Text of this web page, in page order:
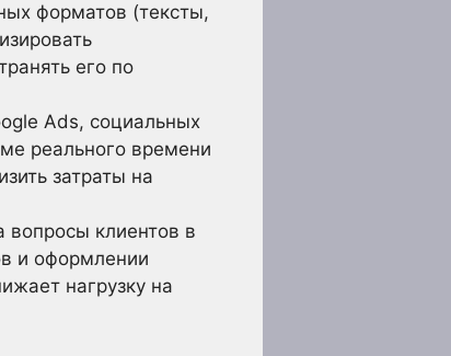
форматов (тексты,
его по
Ads, социальных
реального времени
затраты на
вопросы клиентов в
и оформлении
нагрузку на